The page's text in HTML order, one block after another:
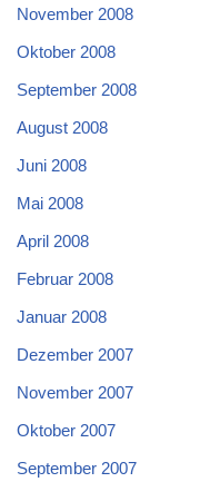
November 2008
Oktober 2008
September 2008
August 2008
Juni 2008
Mai 2008
April 2008
Februar 2008
Januar 2008
Dezember 2007
November 2007
Oktober 2007
September 2007